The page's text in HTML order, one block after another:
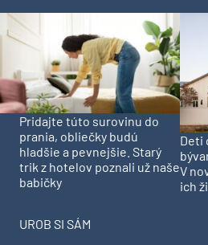
Pridajte túto surovinu do
prania, obliečky budú
hladšie a pevnejšie. Starý
trik z hotelov poznali už naše
babičky
Deti
V
ich
UROB SI SÁM